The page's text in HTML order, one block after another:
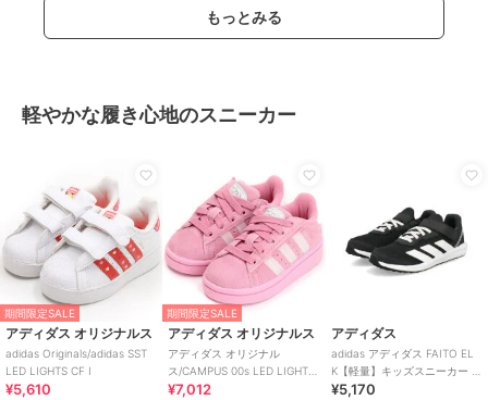
もっとみる
軽やかな履き心地のスニーカー
期間限定SALE
アディダス オリジナルス
adidas Originals/adidas SST
LED LIGHTS CF I
¥5,610
期間限定SALE
アディダス オリジナルス
アディダス オリジナル
ス/CAMPUS 00s LED LIGHT
SC FE LIキャンパス
¥7,012
アディダス
adidas アディダス FAITO EL
K【軽量】キッズスニーカー 運
動会
¥5,170